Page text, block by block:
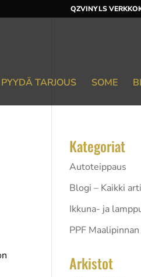
QZVINYLS
PYYDÄ TARJOUS SOME
Kategoriat
Autoteippaus
Blogi – Kaikki
Ikkuna- ja
PPF
Arkistot